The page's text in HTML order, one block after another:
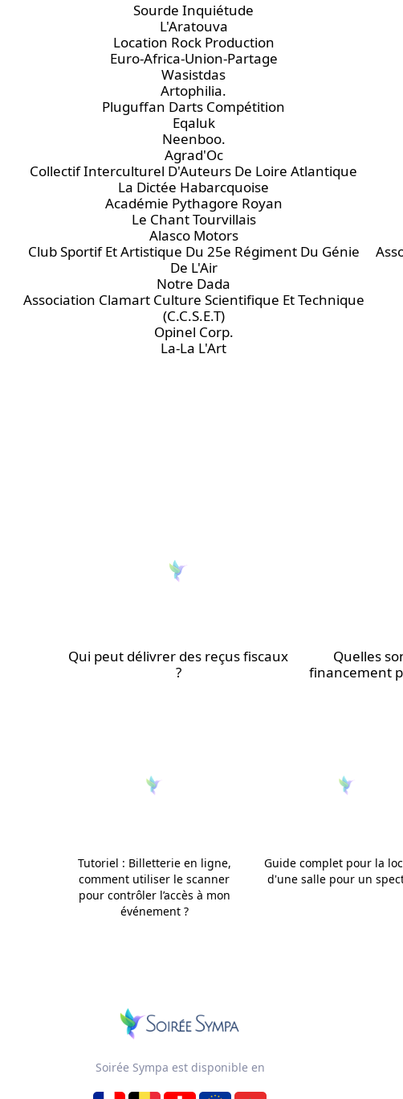
Sourde Inquiétude
L'Aratouva
Location Rock Production
Euro-Africa-Union-Partage
Wasistdas
Artophilia.
Pluguffan Darts Compétition
Eqaluk
Neenboo.
Agrad'Oc
Collectif Interculturel D'Auteurs De Loire Atlantique
La Dictée Habarcquoise
Académie Pythagore Royan
Le Chant Tourvillais
Alasco Motors
Club Sportif Et Artistique Du 25e Régiment Du Génie
De L'Air
Notre Dada
Association Clamart Culture Scientifique Et Technique
(C.C.S.E.T)
Opinel Corp.
La-La L'Art
Qui peut délivrer des reçus fiscaux
?
Quelles
financement
Tutoriel : Billetterie en ligne,
comment utiliser le scanner
pour contrôler l’accès à mon
événement ?
Guide complet pour la
d'une salle pour un
Soirée Sympa est disponible en